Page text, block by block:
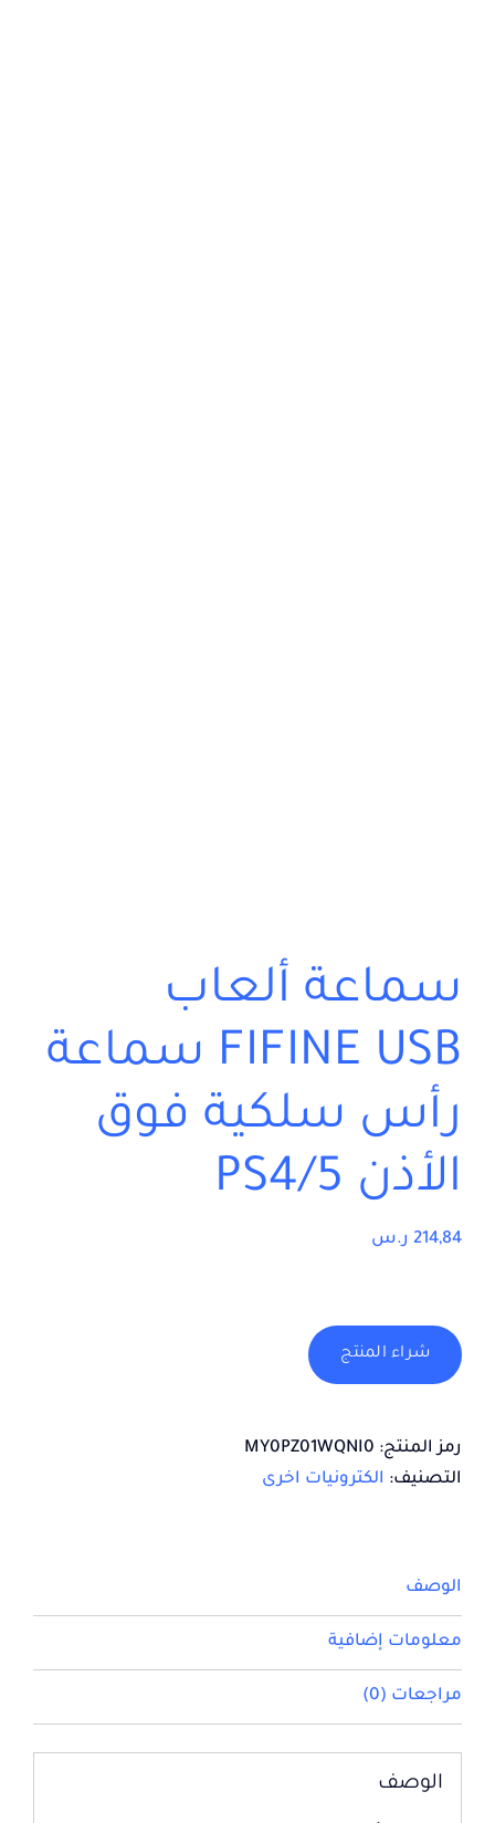
سماعة ألعاب
FIFINE USB سماعة
رأس سلكية فوق
الأذن PS4/5
214,84 ر.س
شراء المنتج
رمز المنتج: MY0PZ01WQNI0
التصنيف: الكترونيات اخرى
الوصف
معلومات إضافية
مراجعات (0)
الوصف